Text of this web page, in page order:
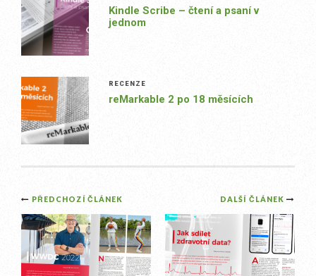
Kindle Scribe – čtení a psaní v
jednom
RECENZE
reMarkable 2 po 18 měsících
Post
navigation
DALŠÍ ČLÁNEK
PŘEDCHOZÍ ČLÁNEK